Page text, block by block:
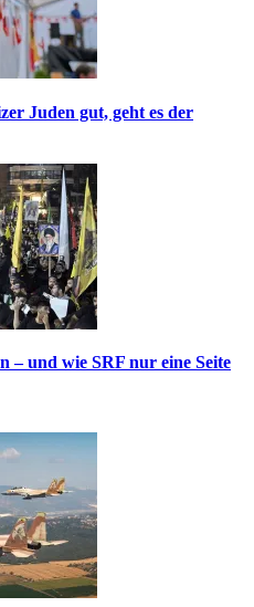
Juden gut, geht es der
– und wie SRF nur eine Seite